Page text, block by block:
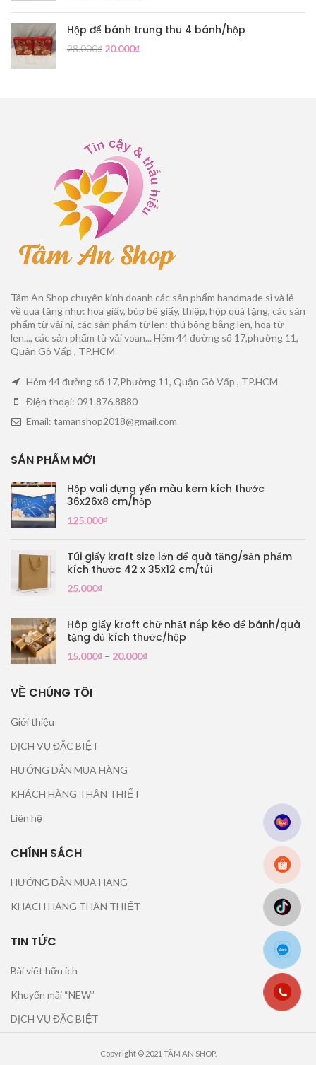
Hộp để bánh trung thu 4 bánh/hộp
28.000₫ 20.000₫
Tâm An Shop chuyên kinh doanh các sản phẩm handmade sỉ và lẻ
về quà tăng như: hoa giấy, búp bê giấy, thiệp, hộp quà tặng, các sản
phẩm từ vải nỉ, các sản phẩm từ len: thú bông bằng len, hoa từ
len..., các sản phẩm từ vải voan... Hẻm 44 đường số 17,phường 11,
Quận Gò Vấp , TP.HCM
Hẻm 44 đường số 17,Phường 11, Quận Gò Vấp , TP.HCM
Điện thoại: 091.876.8880
Email: tamanshop2018@gmail.com
SẢN PHẨM MỚI
Hộp vali đựng yến màu kem kích thước
36x26x8 cm/hộp
125.000₫
Túi giấy kraft size lớn để quà tặng/sản phẩm
kích thước 42 x 35x12 cm/túi
25.000₫
Hôp giấy kraft chữ nhật nắp kéo để bánh/quà
tặng đủ kích thước/hộp
15.000₫ – 20.000₫
VỀ CHÚNG TÔI
Giới thiệu
DỊCH VỤ ĐẶC BIỆT
HƯỚNG DẪN MUA HÀNG
KHÁCH HÀNG THÂN THIẾT
Liên hệ
CHÍNH SÁCH
HƯỚNG DẪN MUA HÀNG
KHÁCH HÀNG THÂN THIẾT
TIN TỨC
Bài viết hữu ích
Khuyến mãi “NEW”
DỊCH VỤ ĐẶC BIỆT
Copyright © 2021 TÂM AN SHOP.